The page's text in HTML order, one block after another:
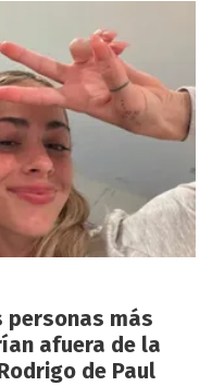
personas más
afuera de la
de Paul